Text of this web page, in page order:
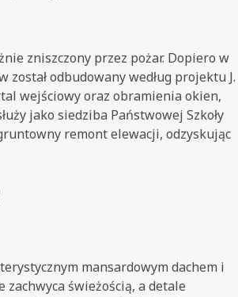
zniszczony przez pożar. Dopiero w
odbudowany według projektu J.
wejściowy oraz obramienia okien,
jako siedziba Państwowej Szkoły
remont elewacji, odzyskując
mansardowym dachem i
świeżością, a detale